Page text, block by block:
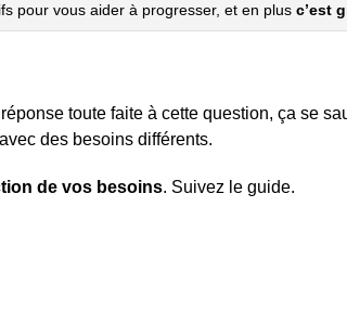
pour vous aider à progresser, et en plus c’est
toute faite à cette question, ça se
des besoins différents.
de vos besoins. Suivez le guide.